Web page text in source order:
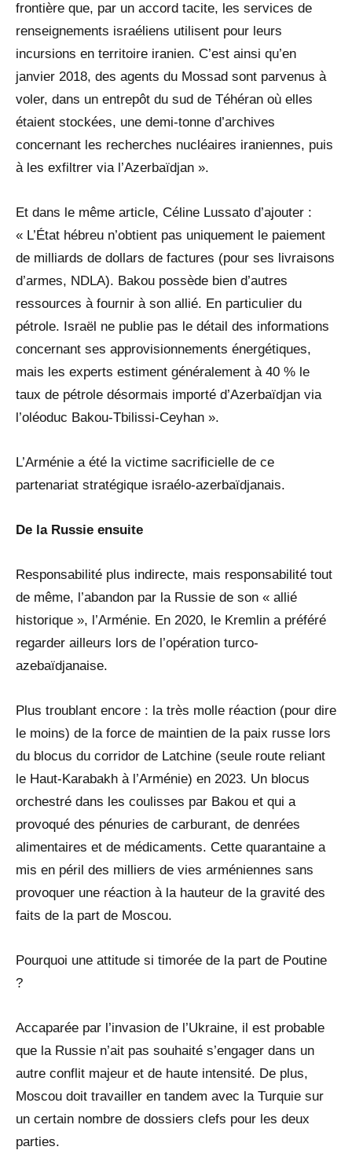
frontière que, par un accord tacite, les services de
renseignements israéliens utilisent pour leurs
incursions en territoire iranien. C’est ainsi qu’en
janvier 2018, des agents du Mossad sont parvenus à
voler, dans un entrepôt du sud de Téhéran où elles
étaient stockées, une demi-tonne d’archives
concernant les recherches nucléaires iraniennes, puis
à les exfiltrer via l’Azerbaïdjan ».
Et dans le même article, Céline Lussato d’ajouter :
« L’État hébreu n’obtient pas uniquement le paiement
de milliards de dollars de factures (pour ses livraisons
d’armes, NDLA). Bakou possède bien d’autres
ressources à fournir à son allié. En particulier du
pétrole. Israël ne publie pas le détail des informations
concernant ses approvisionnements énergétiques,
mais les experts estiment généralement à 40 % le
taux de pétrole désormais importé d’Azerbaïdjan via
l’oléoduc Bakou-Tbilissi-Ceyhan ».
L’Arménie a été la victime sacrificielle de ce
partenariat stratégique israélo-azerbaïdjanais.
De la Russie ensuite
Responsabilité plus indirecte, mais responsabilité tout
de même, l’abandon par la Russie de son « allié
historique », l’Arménie. En 2020, le Kremlin a préféré
regarder ailleurs lors de l’opération turco-
azebaïdjanaise.
Plus troublant encore : la très molle réaction (pour dire
le moins) de la force de maintien de la paix russe lors
du blocus du corridor de Latchine (seule route reliant
le Haut-Karabakh à l’Arménie) en 2023. Un blocus
orchestré dans les coulisses par Bakou et qui a
provoqué des pénuries de carburant, de denrées
alimentaires et de médicaments. Cette quarantaine a
mis en péril des milliers de vies arméniennes sans
provoquer une réaction à la hauteur de la gravité des
faits de la part de Moscou.
Pourquoi une attitude si timorée de la part de Poutine
?
Accaparée par l’invasion de l’Ukraine, il est probable
que la Russie n’ait pas souhaité s’engager dans un
autre conflit majeur et de haute intensité. De plus,
Moscou doit travailler en tandem avec la Turquie sur
un certain nombre de dossiers clefs pour les deux
parties.